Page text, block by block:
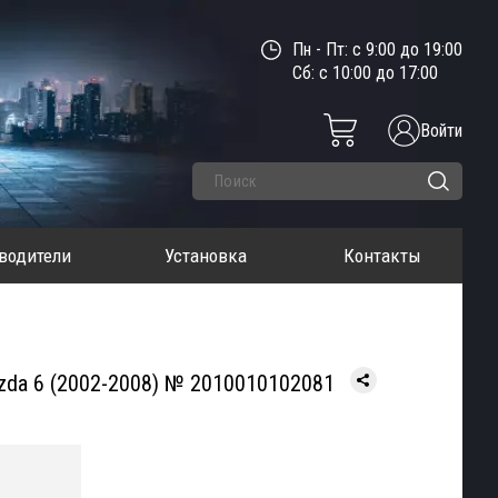
Пн - Пт: с 9:00 до 19:00
Сб: с 10:00 до 17:00
Войти
Установка Контакты
6 (2002-2008) № 2010010102081